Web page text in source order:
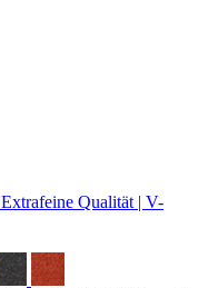
Extrafeine Qualität | V-